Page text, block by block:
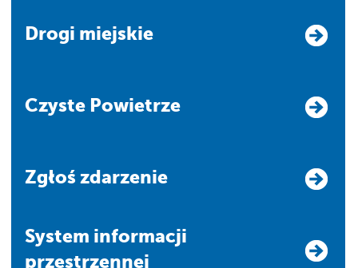
Drogi miejskie
Czyste Powietrze
Zgłoś zdarzenie
system informacji
przestrzennej